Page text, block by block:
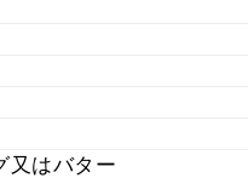
又はバター